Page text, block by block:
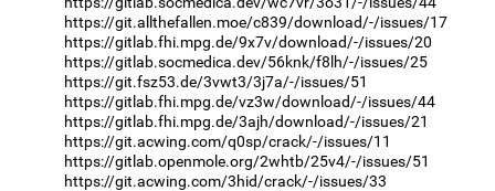
https://git.allthefallen.moe/c839/download/-/issues/17
https://gitlab.fhi.mpg.de/9x7v/download/-/issues/20
https://gitlab.socmedica.dev/56knk/f8lh/-/issues/25
https://git.fsz53.de/3vwt3/3j7a/-/issues/51
https://gitlab.fhi.mpg.de/vz3w/download/-/issues/44
https://gitlab.fhi.mpg.de/3ajh/download/-/issues/21
https://git.acwing.com/q0sp/crack/-/issues/11
https://gitlab.openmole.org/2whtb/25v4/-/issues/51
https://git.acwing.com/3hid/crack/-/issues/33